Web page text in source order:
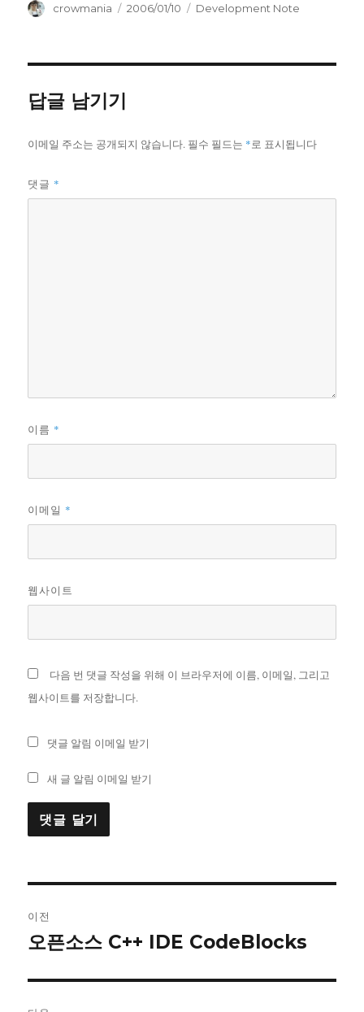
글
crowmania
작
2006/01/10
카
Development Note
답글 남기기
이메일 주소는 공개되지 않습니다. 필수 필드는 *로 표시됩니다
댓글 *
이름 *
이메일 *
웹사이트
다음 번 댓글 작성을 위해 이 브라우저에 이름, 이메일, 그리고
웹사이트를 저장합니다.
댓글 알림 이메일 받기
새 글 알림 이메일 받기
내
게
이전
이
글:
오픈소스 C++ IDE CodeBlocks